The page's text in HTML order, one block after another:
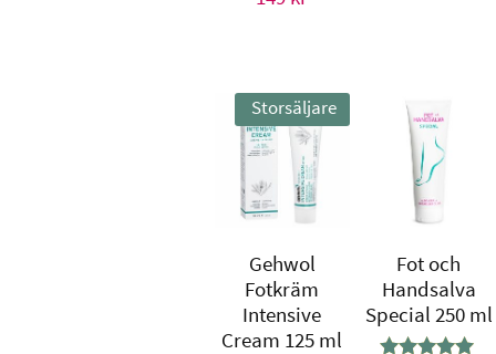
Gehwol
Fotkräm
Intensive
Cream 125 ml
Storsäljare
Fot och
Handsalva
Special 250 ml